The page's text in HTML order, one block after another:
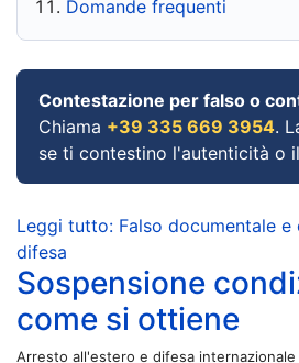
Domande frequenti
Contestazione per falso o
Chiama +39 335 669 3954.
se ti contestino l'autenticità o
Leggi tutto: Falso documentale
difesa
Sospensione
come si ottiene
Arresto all'estero e difesa internazionale